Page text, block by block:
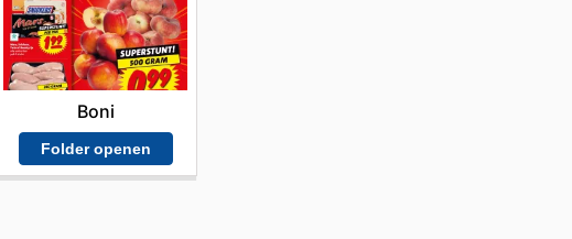
hulpmiddel om
ad, maakt u
Stay up to date
Boni
Folder openen